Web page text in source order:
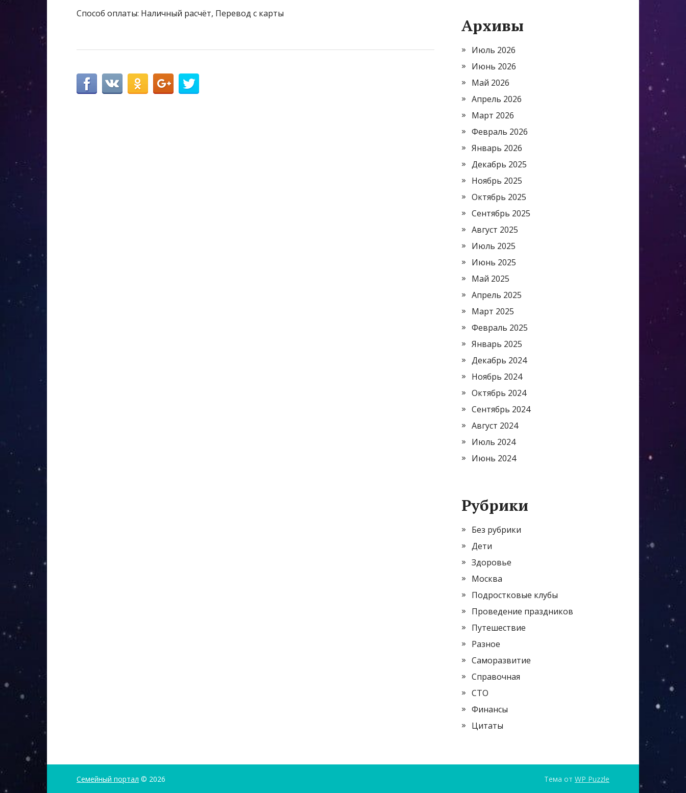
Способ оплаты: Наличный расчёт, Перевод с карты
Архивы
Июль 2026
Июнь 2026
Май 2026
Апрель 2026
Март 2026
Февраль 2026
Январь 2026
Декабрь 2025
Ноябрь 2025
Октябрь 2025
Сентябрь 2025
Август 2025
Июль 2025
Июнь 2025
Май 2025
Апрель 2025
Март 2025
Февраль 2025
Январь 2025
Декабрь 2024
Ноябрь 2024
Октябрь 2024
Сентябрь 2024
Август 2024
Июль 2024
Июнь 2024
Рубрики
Без рубрики
Дети
Здоровье
Москва
Подростковые клубы
Проведение праздников
Путешествие
Разное
Саморазвитие
Справочная
СТО
Финансы
Цитаты
Семейный портал © 2026 Тема от WP Puzzle